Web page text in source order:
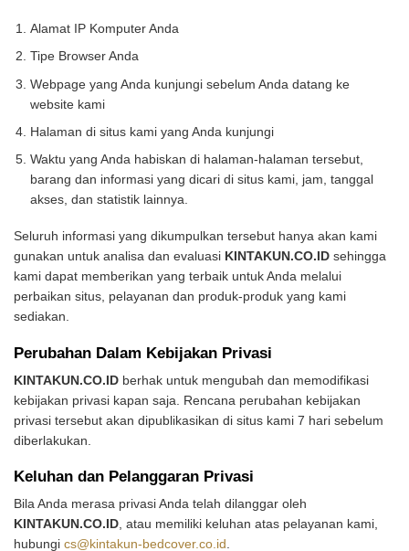
Alamat IP Komputer Anda
Tipe Browser Anda
Webpage yang Anda kunjungi sebelum Anda datang ke
website kami
Halaman di situs kami yang Anda kunjungi
Waktu yang Anda habiskan di halaman-halaman tersebut,
barang dan informasi yang dicari di situs kami, jam, tanggal
akses, dan statistik lainnya.
Seluruh informasi yang dikumpulkan tersebut hanya akan kami
gunakan untuk analisa dan evaluasi KINTAKUN.CO.ID sehingga
kami dapat memberikan yang terbaik untuk Anda melalui
perbaikan situs, pelayanan dan produk-produk yang kami
sediakan.
Perubahan Dalam Kebijakan Privasi
KINTAKUN.CO.ID berhak untuk mengubah dan memodifikasi
kebijakan privasi kapan saja. Rencana perubahan kebijakan
privasi tersebut akan dipublikasikan di situs kami 7 hari sebelum
diberlakukan.
Keluhan dan Pelanggaran Privasi
Bila Anda merasa privasi Anda telah dilanggar oleh
KINTAKUN.CO.ID, atau memiliki keluhan atas pelayanan kami,
hubungi cs@kintakun-bedcover.co.id.